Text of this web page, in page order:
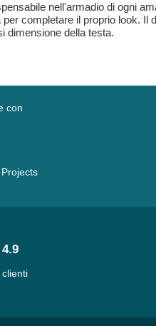
nell'armadio di ogni
completare il proprio look. Il
dimensione della testa.
con